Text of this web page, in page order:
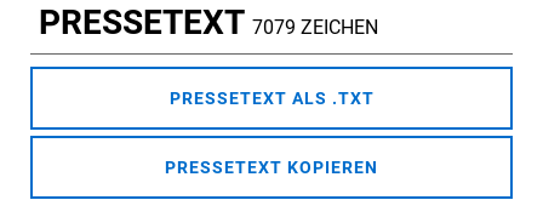
PRESSETEXT 7079 ZEICHEN
PRESSETEXT ALS .TXT
PRESSETEXT KOPIEREN